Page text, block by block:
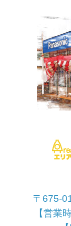
〒675-
【営業